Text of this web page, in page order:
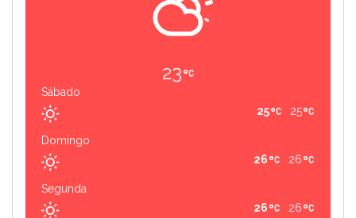
23
Sábado
25
25
Domingo
26
26
Segunda
26
26